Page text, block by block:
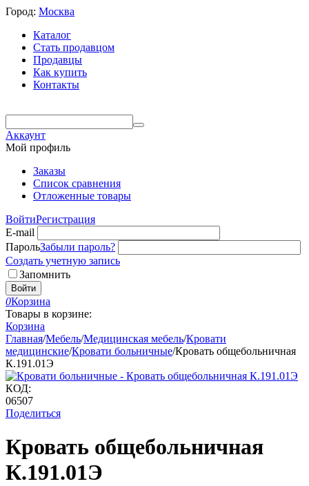
Город: Москва
Каталог
Стать продавцом
Продавцы
Как купить
Контакты
Аккаунт
Мой профиль
Заказы
Список сравнения
Отложенные товары
ВойтиРегистрация
E-mail
ПарольЗабыли пароль?
Создать учетную запись
Запомнить
Войти
0Корзина
Товары в корзине:
Корзина
Главная/Мебель/Медицинская мебель/Кровати
медицинские/Кровати больничные/Кровать общебольничная
К.191.01Э
КОД:
06507
Поделиться
Кровать общебольничная
К.191.01Э